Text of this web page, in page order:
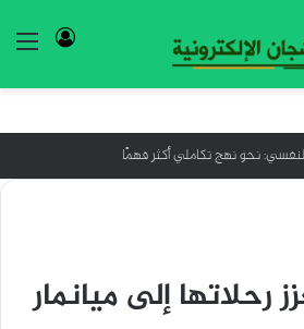
نحو نهج تكاملي أكثر فهمًا
رحلاتها إلى ميانمار